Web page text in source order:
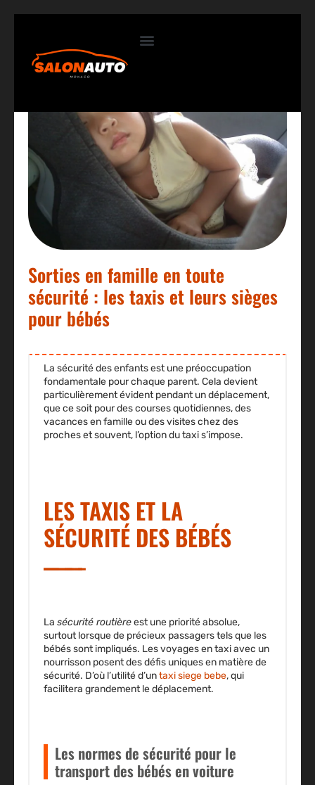
Sorties en famille en toute
sécurité : les taxis et leurs sièges
pour bébés
La sécurité des enfantsest une préoccupation
fondamentale pour chaque parent. Cela devient
particulièrement évident pendant un déplacement,
que ce soit pour des courses quotidiennes, des
vacances en famille ou des visites chez des
proches et souvent, l’option du taxi s’impose.
LES TAXIS ET LA
SÉCURITÉ DES BÉBÉS
La sécurité routièreest une priorité absolue,
surtout lorsque de précieux passagers tels que les
bébés sont impliqués. Les voyages en taxi avec un
nourrisson posent des défis uniques en matière de
sécurité. D’où l’utilité d’untaxi siege bebe, qui
facilitera grandement le déplacement.
Les normes de sécurité pour le
transport des bébés en voiture